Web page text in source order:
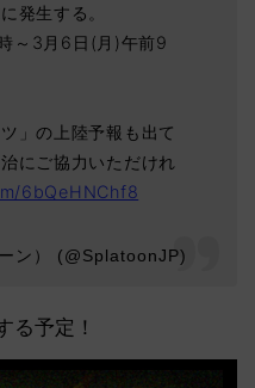
発生する。
～3月6日(月)午前9
」の上陸予報も出て
にご協力いただけれ
6bQeHNChf8
ン） (@SplatoonJP)
る予定！